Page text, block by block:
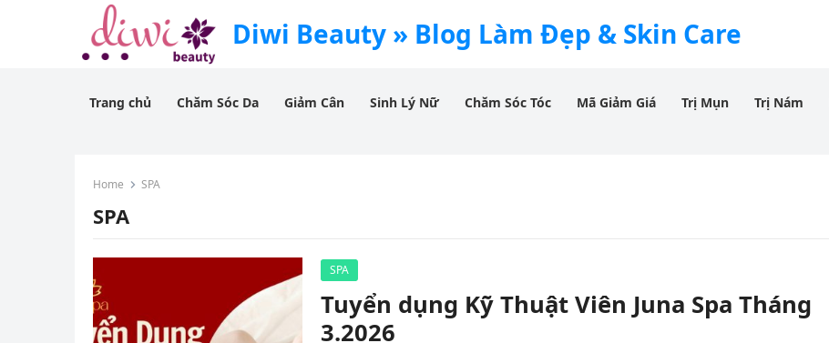
Diwi Beauty » Blog Làm Đẹp & Skin Care
Trang chủ Chăm Sóc Da Giảm Cân Sinh Lý Nữ Chăm Sóc Tóc Mã Giảm Giá Trị Mụn Trị Nám
Home SPA
SPA
SPA
Tuyển dụng Kỹ Thuật Viên Juna Spa Tháng
3.2026